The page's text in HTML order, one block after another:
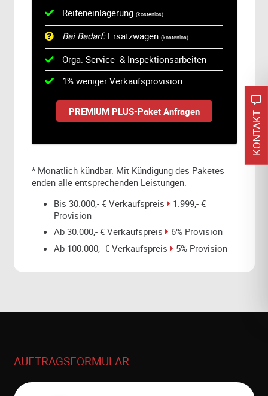
KONTAKT
Reifeneinlagerung (kostenlos)
Bei Bedarf: Ersatzwagen (kostenlos)
Orga. Service- & Inspektionsarbeiten
1% weniger Verkaufsprovision
PREMIUM PLUS-Paket Anfragen
* Monatlich kündbar. Mit Kündigung des Paketes
enden alle entsprechenden Leistungen.
Bis 30.000,- € Verkaufspreis
1.999,- €
Provision
Ab 30.000,- € Verkaufspreis
6% Provision
Ab 100.000,- € Verkaufspreis
5% Provision
AUFTRAGSFORMULAR